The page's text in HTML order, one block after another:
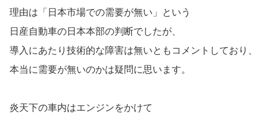
理由は「日本市場での需要が無い」という
日産自動車の日本本部の判断でしたが、
導入にあたり技術的な障害は無いともコメントしており、
本当に需要が無いのかは疑問に思います。
炎天下の車内はエンジンをかけて